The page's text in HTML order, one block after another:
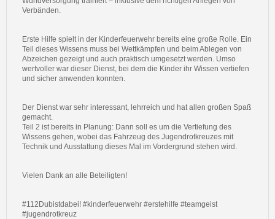
Verbänden.
Erste Hilfe spielt in der Kinderfeuerwehr bereits eine große Rolle. Ein
Teil dieses Wissens muss bei Wettkämpfen und beim Ablegen von
Abzeichen gezeigt und auch praktisch umgesetzt werden. Umso
wertvoller war dieser Dienst, bei dem die Kinder ihr Wissen vertiefen
und sicher anwenden konnten.
Der Dienst war sehr interessant, lehrreich und hat allen großen Spaß
gemacht.
Teil 2 ist bereits in Planung: Dann soll es um die Vertiefung des
Wissens gehen, wobei das Fahrzeug des Jugendrotkreuzes mit
Technik und Ausstattung dieses Mal im Vordergrund stehen wird.
Vielen Dank an alle Beteiligten!
#112Dubistdabei! #kinderfeuerwehr #erstehilfe #teamgeist
#jugendrotkreuz